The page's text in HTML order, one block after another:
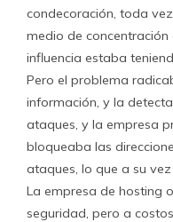
condecoración, toda
medio de
influencia estaba
Pero el problema
información, y la
ataques, y la empresa
bloqueaba las
ataques, lo que a su
La empresa de hosting
seguridad, pero a